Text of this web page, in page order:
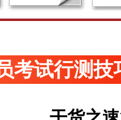
考试行测技